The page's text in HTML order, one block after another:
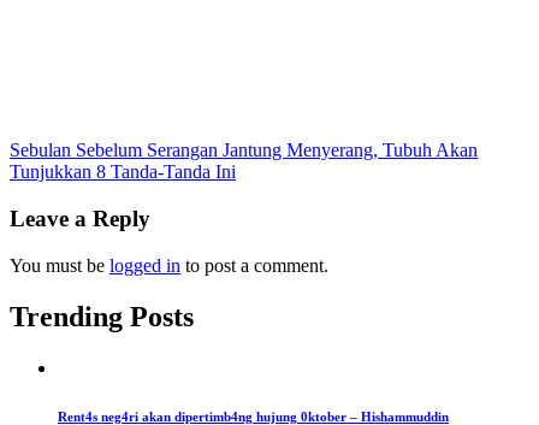
Post
navigation
Sebulan Sebelum Serangan Jantung Menyerang, Tubuh Akan
Tunjukkan 8 Tanda-Tanda Ini
Leave a Reply
You must be logged in to post a comment.
Trending Posts
Rent4s neg4ri akan dipertimb4ng hujung 0ktober – Hishammuddin